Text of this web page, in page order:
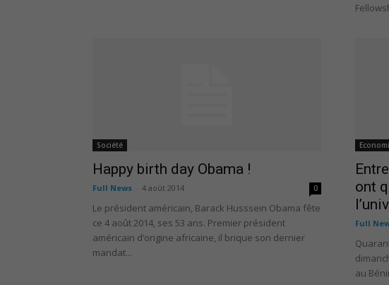
Société
Happy birth day Obama !
Full News 4 août 2014 0
Le président américain, Barack Husssein Obama fête
ce 4 août 2014, ses 53 ans. Premier président
américain d’origine africaine, il brique son dernier
mandat...
ont
Full
au